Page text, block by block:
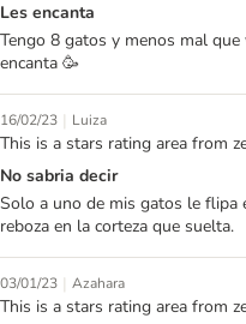
Les encanta
Tengo 8 gatos y menos mal
encanta 🥳
16/02/23 | Luiza
This is a stars rating area from
No sabria decir
Solo a uno de mis gatos le flipa
reboza en la corteza que suelta.
03/01/23 | Azahara
This is a stars rating area from